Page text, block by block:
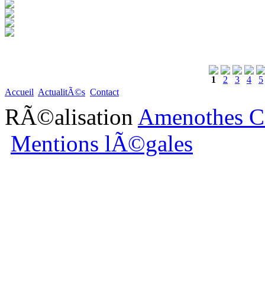
1 2 3 4
5
Accueil ActualitÃ©s Contact
RÃ©alisation Amenothes
Mentions lÃ©gales